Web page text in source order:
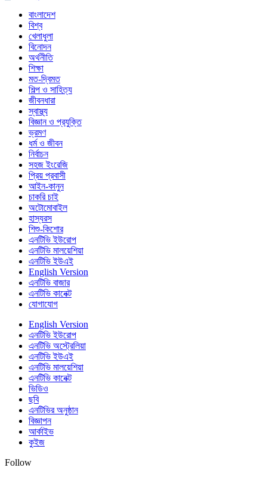
বাংলাদেশ
বিশ্ব
খেলাধুলা
বিনোদন
অর্থনীতি
শিক্ষা
মত-দ্বিমত
শিল্প ও সাহিত্য
জীবনধারা
স্বাস্থ্য
বিজ্ঞান ও প্রযুক্তি
ভ্রমণ
ধর্ম ও জীবন
নির্বাচন
সহজ ইংরেজি
প্রিয় প্রবাসী
আইন-কানুন
চাকরি চাই
অটোমোবাইল
হাস্যরস
শিশু-কিশোর
এনটিভি ইউরোপ
এনটিভি মালয়েশিয়া
এনটিভি ইউএই
English Version
এনটিভি বাজার
এনটিভি কানেক্ট
যোগাযোগ
English Version
এনটিভি ইউরোপ
এনটিভি অস্ট্রেলিয়া
এনটিভি ইউএই
এনটিভি মালয়েশিয়া
এনটিভি কানেক্ট
ভিডিও
ছবি
এনটিভির অনুষ্ঠান
বিজ্ঞাপন
আর্কাইভ
কুইজ
Follow